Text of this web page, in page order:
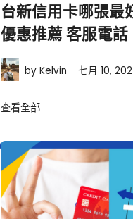
台新信用卡哪張最
優惠推薦 客服電
by Kelvin 七月 10,
查看全部